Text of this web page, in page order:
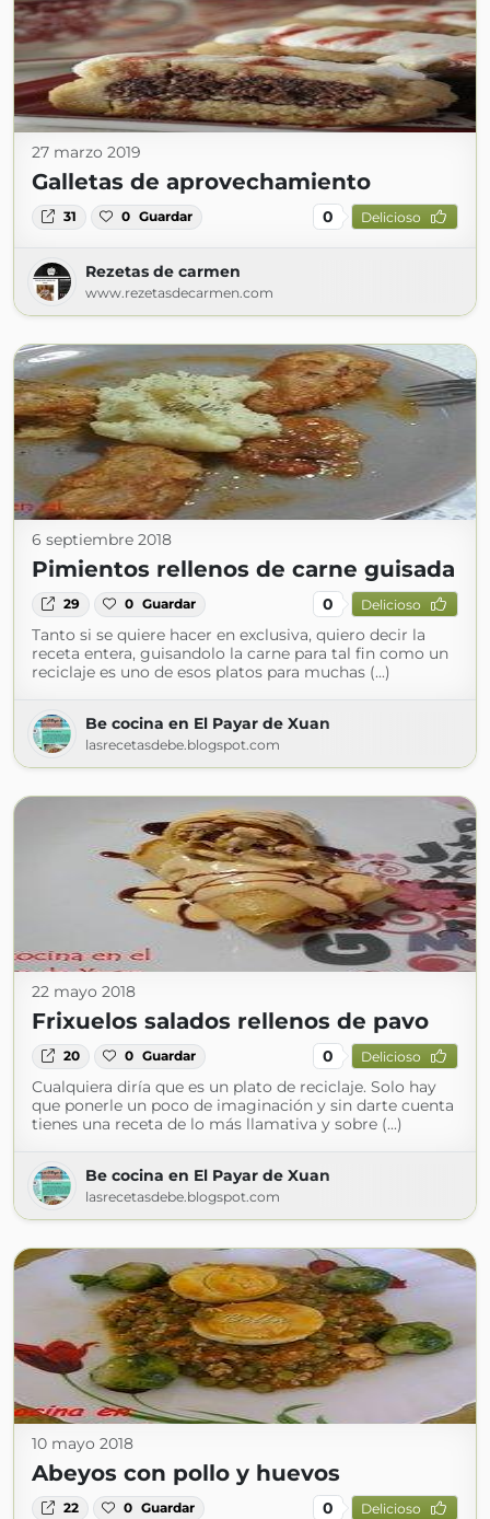
27 marzo 2019
Galletas de aprovechamiento
31 0 Guardar 0 Delicioso
Rezetas de carmen
www.rezetasdecarmen.com
6 septiembre 2018
Pimientos rellenos de carne guisada
29 0 Guardar 0 Delicioso
Tanto si se quiere hacer en exclusiva, quiero decir la
receta entera, guisandolo la carne para tal fin como un
reciclaje es uno de esos platos para muchas (...)
Be cocina en El Payar de Xuan
lasrecetasdebe.blogspot.com
22 mayo 2018
Frixuelos salados rellenos de pavo
20 0 Guardar 0 Delicioso
Cualquiera diría que es un plato de reciclaje. Solo hay
que ponerle un poco de imaginación y sin darte cuenta
tienes una receta de lo más llamativa y sobre (...)
Be cocina en El Payar de Xuan
lasrecetasdebe.blogspot.com
10 mayo 2018
Abeyos con pollo y huevos
22 0 Guardar 0 Delicioso